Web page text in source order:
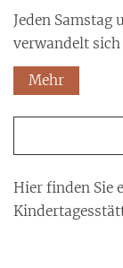
Jeden Samstag
verwandelt
Mehr
Hier finden Sie